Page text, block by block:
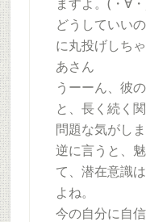
ますよ。(・∀
どうしていい
に丸投げしち
あさん
うーーん、彼
と、長く続く
問題な気がしま
逆に言うと、
て、潜在意識
よね。
今の自分に自